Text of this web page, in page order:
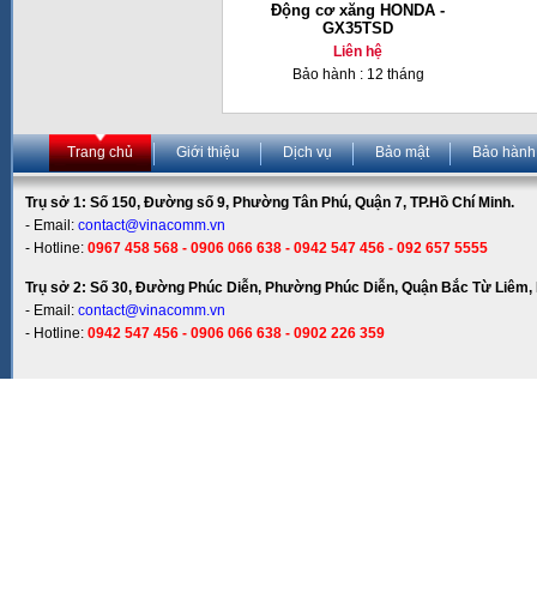
Động cơ xăng HONDA -
GX35TSD
Liên hệ
Bảo hành : 12 tháng
Trang chủ Giới thiệu Dịch vụ Bảo mật Bảo hành
Trụ sở 1: Số 150, Đường số 9, Phường Tân Phú, Quận 7, TP.Hồ Chí Minh.
- Email: contact@vinacomm.vn
- Hotline: 0967 458 568 - 0906 066 638 - 0942 547 456 - 092 657 5555
Trụ sở 2: Số 30, Đường Phúc Diễn, Phường Phúc Diễn, Quận Bắc Từ Liêm,
- Email: contact@vinacomm.vn
- Hotline: 0942 547 456 - 0906 066 638 - 0902 226 359